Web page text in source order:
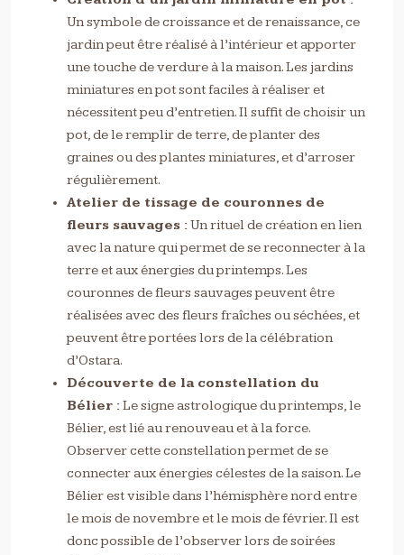
Un symbole de croissance et de renaissance, ce
jardin peut être réalisé à l’intérieur et apporter
une touche de verdure à la maison. Les jardins
miniatures en pot sont faciles à réaliser et
nécessitent peu d’entretien. Il suffit de choisir un
pot, de le remplir de terre, de planter des
graines ou des plantes miniatures, et d’arroser
régulièrement.
Atelier de tissage de couronnes de
fleurs sauvages :Un rituel de création en lien
avec la nature qui permet de se reconnecter à la
terre et aux énergies du printemps. Les
couronnes de fleurs sauvages peuvent être
réalisées avec des fleurs fraîches ou séchées, et
peuvent être portées lors de la célébration
d’Ostara.
Découverte de la constellation du
Bélier :Le signe astrologique du printemps, le
Bélier, est lié au renouveau et à la force.
Observer cette constellation permet de se
connecter aux énergies célestes de la saison. Le
Bélier est visible dans l’hémisphère nord entre
le mois de novembre et le mois de février. Il est
donc possible de l’observer lors de soirées